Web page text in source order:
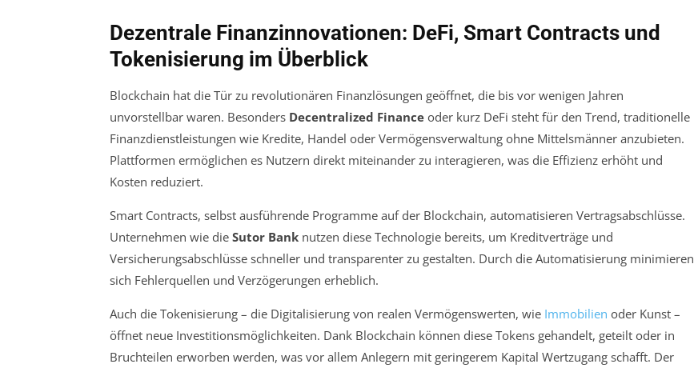
Dezentrale Finanzinnovationen: DeFi, Smart Contracts und
Tokenisierung im Überblick
Blockchain hat die Tür zu revolutionären Finanzlösungen geöffnet, die bis vor wenigen Jahren
unvorstellbar waren. Besonders Decentralized Finance oder kurz DeFi steht für den Trend, traditionelle
Finanzdienstleistungen wie Kredite, Handel oder Vermögensverwaltung ohne Mittelsmänner anzubieten.
Plattformen ermöglichen es Nutzern direkt miteinander zu interagieren, was die Effizienz erhöht und
Kosten reduziert.
Smart Contracts, selbst ausführende Programme auf der Blockchain, automatisieren Vertragsabschlüsse.
Unternehmen wie die Sutor Bank nutzen diese Technologie bereits, um Kreditverträge und
Versicherungsabschlüsse schneller und transparenter zu gestalten. Durch die Automatisierung minimieren
sich Fehlerquellen und Verzögerungen erheblich.
Auch die Tokenisierung – die Digitalisierung von realen Vermögenswerten, wie Immobilien oder Kunst –
öffnet neue Investitionsmöglichkeiten. Dank Blockchain können diese Tokens gehandelt, geteilt oder in
Bruchteilen erworben werden, was vor allem Anlegern mit geringerem Kapital Wertzugang schafft. Der